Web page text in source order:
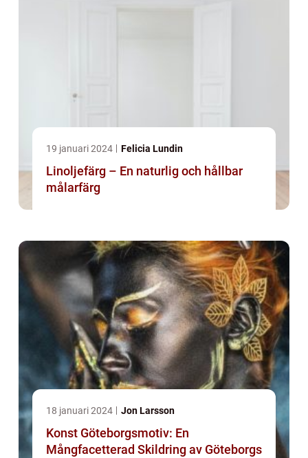
19 januari 2024 Felicia Lundin
Linoljefärg – En naturlig och hållbar
målarfärg
18 januari 2024 Jon Larsson
Konst Göteborgsmotiv: En
Mångfacetterad Skildring av Göteborgs